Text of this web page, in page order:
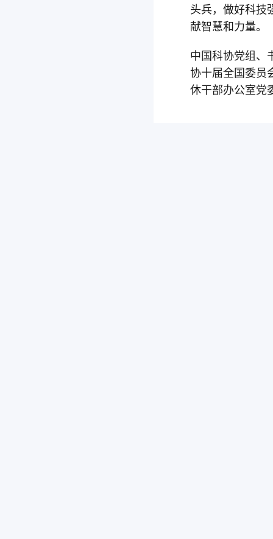
头兵，做好科技
献智慧和力量。
中国科协党组、
协十届全国委员
休干部办公室党